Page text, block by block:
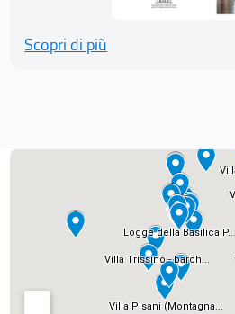
Scopri di più